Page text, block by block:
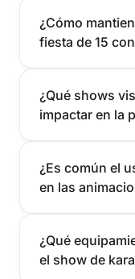
¿Cómo
fiesta de 15
¿Qué shows
impactar en la
¿Es común el
en las
¿Qué
el show de